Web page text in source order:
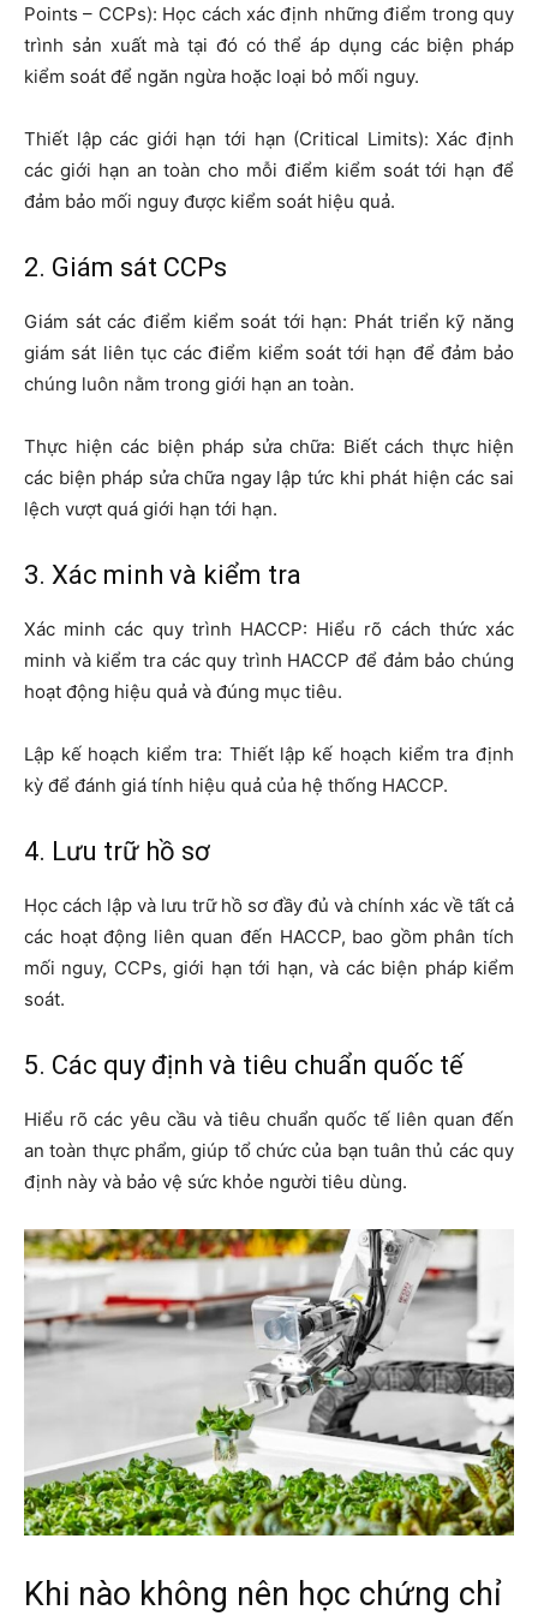
Points – CCPs): Học cách xác định những điểm trong quy
trình sản xuất mà tại đó có thể áp dụng các biện pháp
kiểm soát để ngăn ngừa hoặc loại bỏ mối nguy.
Thiết lập các giới hạn tới hạn (Critical Limits): Xác định
các giới hạn an toàn cho mỗi điểm kiểm soát tới hạn để
đảm bảo mối nguy được kiểm soát hiệu quả.
2. Giám sát CCPs
Giám sát các điểm kiểm soát tới hạn: Phát triển kỹ năng
giám sát liên tục các điểm kiểm soát tới hạn để đảm bảo
chúng luôn nằm trong giới hạn an toàn.
Thực hiện các biện pháp sửa chữa: Biết cách thực hiện
các biện pháp sửa chữa ngay lập tức khi phát hiện các sai
lệch vượt quá giới hạn tới hạn.
3. Xác minh và kiểm tra
Xác minh các quy trình HACCP: Hiểu rõ cách thức xác
minh và kiểm tra các quy trình HACCP để đảm bảo chúng
hoạt động hiệu quả và đúng mục tiêu.
Lập kế hoạch kiểm tra: Thiết lập kế hoạch kiểm tra định
kỳ để đánh giá tính hiệu quả của hệ thống HACCP.
4. Lưu trữ hồ sơ
Học cách lập và lưu trữ hồ sơ đầy đủ và chính xác về tất cả
các hoạt động liên quan đến HACCP, bao gồm phân tích
mối nguy, CCPs, giới hạn tới hạn, và các biện pháp kiểm
soát.
5. Các quy định và tiêu chuẩn quốc tế
Hiểu rõ các yêu cầu và tiêu chuẩn quốc tế liên quan đến
an toàn thực phẩm, giúp tổ chức của bạn tuân thủ các quy
định này và bảo vệ sức khỏe người tiêu dùng.
Khi nào không nên học chứng chỉ